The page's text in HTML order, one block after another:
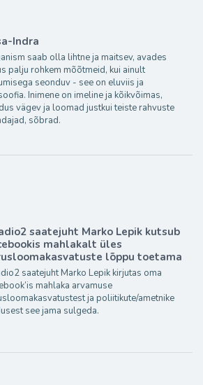
Indra
saab olla lihtne ja maitsev, avades
palju rohkem mõõtmeid, kui ainult
seonduv - see on eluviis ja
Inimene on imeline ja kõikvõimas,
vägev ja loomad justkui teiste rahvuste
sõbrad.
saatejuht Marko Lepik kutsub
mahlakalt üles
lõppu toetama
saatejuht Marko Lepik kirjutas oma
mahlaka arvamuse
ja poliitikute/ametnike
see jama sulgeda.